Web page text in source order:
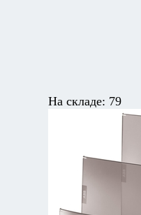
На складе: 79